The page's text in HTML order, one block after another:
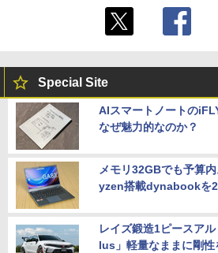
Special Site
AIスマートノートの
なぜ魅力的なのか？
メモリ32GBでも予算
yzen搭載dynabookを2
レイズ鍛造1ピースア
lus」軽量なままに剛性